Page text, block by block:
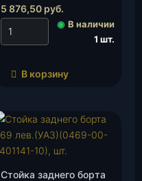
шт.
5 876,50 руб.
◉ В наличии
1 шт.
В корзину
Стойка заднего борта